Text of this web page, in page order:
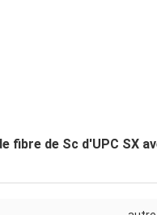
fibre de Sc d'UPC SX